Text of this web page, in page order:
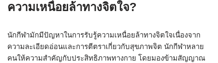
ความเหนื่อยล้าทางจิตใจ?
นักกีฬามักมีปัญหาในการรับรู้ความเหนื่อยล้าทางจิตใจเนื่องจาก
ความละเอียดอ่อนและการตีตราเกี่ยวกับสุขภาพจิต นักกีฬาหลาย
คนให้ความสำคัญกับประสิทธิภาพทางกาย โดยมองข้ามสัญญาณ